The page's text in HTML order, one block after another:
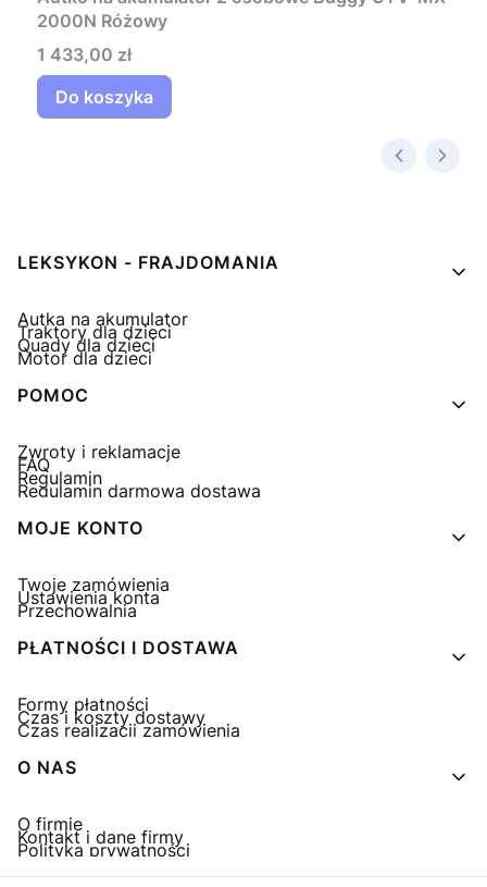
2000N Różowy
Cena
1 433,00 zł
Do koszyka
Linki w stopce
LEKSYKON - FRAJDOMANIA
Autka na akumulator
Traktory dla dzieci
Quady dla dzieci
Motor dla dzieci
POMOC
Zwroty i reklamacje
FAQ
Regulamin
Regulamin darmowa dostawa
MOJE KONTO
Twoje zamówienia
Ustawienia konta
Przechowalnia
PŁATNOŚCI I DOSTAWA
Formy płatności
Czas i koszty dostawy
Czas realizacji zamówienia
O NAS
O firmie
Kontakt i dane firmy
Polityka prywatności